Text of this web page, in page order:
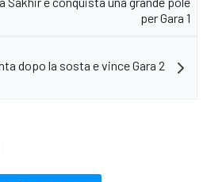
per Gara 1
dopo la sosta e vince Gara 2